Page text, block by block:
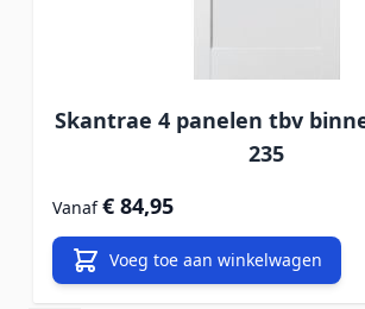
Skantrae 4 panelen tbv
235
Vanaf € 84,95
Voeg toe aan winkelwagen